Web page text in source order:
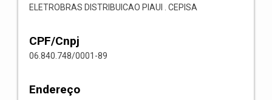
ELETROBRAS DISTRIBUICAO PIAUI . CEPISA
CPF/Cnpj
06.840.748/0001-89
Endereço